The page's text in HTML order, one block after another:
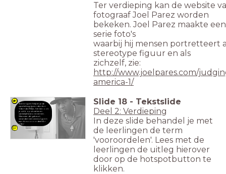
Ter verdieping kan de website
fotograaf Joel Parez worden
bekeken. Joel Parez maakte een
serie foto's
waarbij hij mensen portretteert
stereotype figuur en als
zichzelf, zie:
http://www.joelpares.com/
america-1/
Stereotypen helpen je de
wereld begrijpen.<div><br>
</div><div>Maar, het kan ook
je zicht op situaties en
werkelijkheid ontnemen.
Wanneer dit gebeurt,
verandert een stereotype in
een <b>vooroordeel</b>.
</div>
Slide 18 - Tekstslide
Deel 2: Verdieping
In deze slide behandel je met
de leerlingen de term
'vooroordelen'. Lees met de
leerlingen de uitleg hierover
door op de hotspotbutton te
klikken.